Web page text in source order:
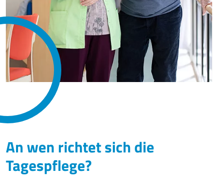
An wen richtet sich die
Tagespflege?